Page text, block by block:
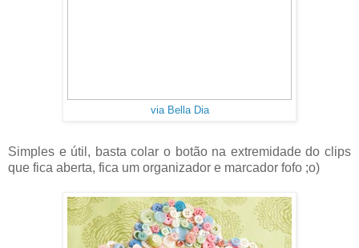
via Bella Dia
Simples e útil, basta colar o botão na extremidade do clips
que fica aberta, fica um organizador e marcador fofo ;o)